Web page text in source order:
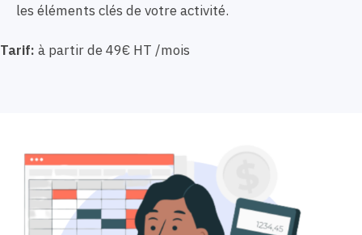
les éléments clés de votre activité.
Tarif: à partir de 49€ HT /mois